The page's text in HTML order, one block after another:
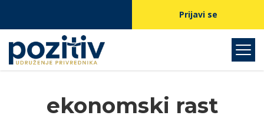
Prijavi se
ekonomski rast